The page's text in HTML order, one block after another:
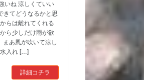
いね 涼しくていい
きてどうなるかと思
らは離れてくれる
ら少しだけ雨が欲
あ風が吹いて涼し
水入れ […]
詳細コチラ